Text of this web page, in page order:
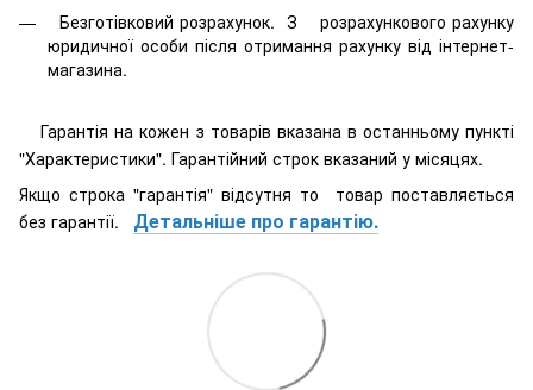
Безготівковий розрахунок. З розрахункового рахунку
юридичної особи після отримання рахунку від інтернет-
магазина.
Гарантія на кожен з товарів вказана в останньому пункті
"Характеристики". Гарантійний строк вказаний у місяцях.
Якщо строка "гарантія" відсутня то товар поставляється
без гарантії. Детальніше про гарантію.